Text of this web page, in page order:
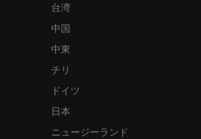
台湾
中国
中東
チリ
ドイツ
日本
ニュージーランド